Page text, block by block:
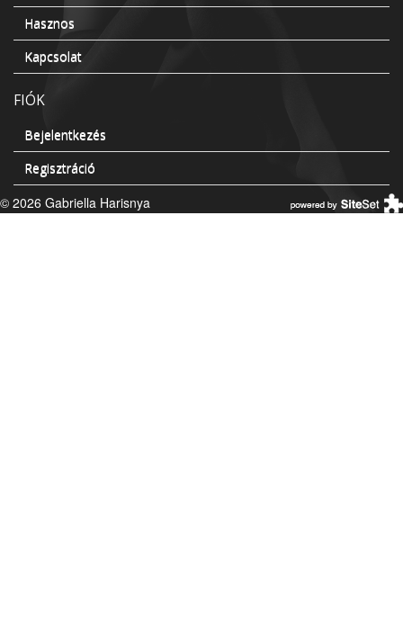
Hasznos
Kapcsolat
FIÓK
Bejelentkezés
Regisztráció
© 2026 Gabriella Harisnya